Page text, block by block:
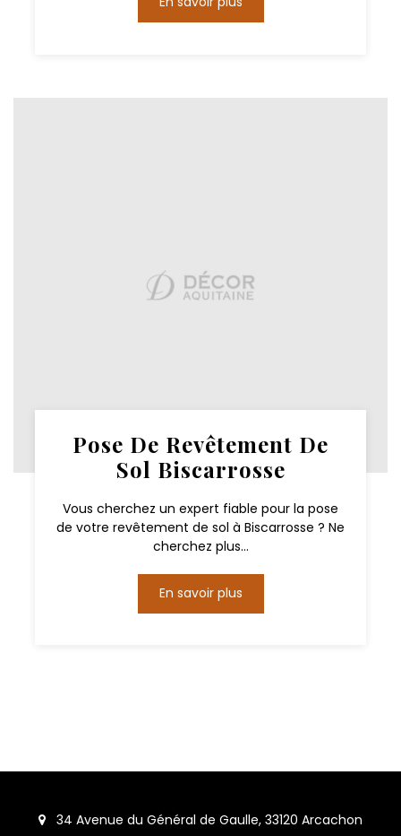
Pose De Revêtement De
Sol Biscarrosse
Vous cherchez un expert fiable pour la pose
de votre revêtement de sol à Biscarrosse ? Ne
cherchez plus...
En savoir plus
34 Avenue du Général de Gaulle, 33120 Arcachon